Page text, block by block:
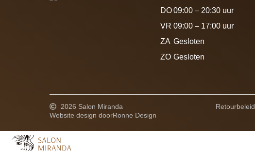
DO
VR
ZA
ZO
09:00 – 20:30 uur
09:00 – 17:00 uur
Gesloten
Gesloten
2026 Salon Miranda
Website design doorRonne Design
Retourbeleid